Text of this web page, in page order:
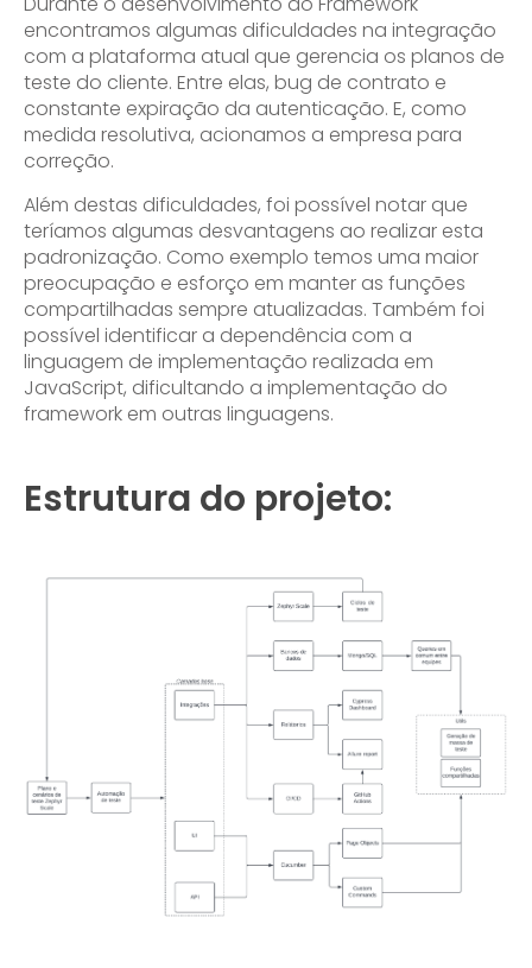
encontramos algumas dificuldades na integração
com a plataforma atual que gerencia os planos de
teste do cliente. Entre elas, bug de contrato e
constante expiração da autenticação. E, como
medida resolutiva, acionamos a empresa para
correção.
Além destas dificuldades, foi possível notar que
teríamos algumas desvantagens ao realizar esta
padronização. Como exemplo temos uma maior
preocupação e esforço em manter as funções
compartilhadas sempre atualizadas. Também foi
possível identificar a dependência com a
linguagem de implementação realizada em
JavaScript, dificultando a implementação do
framework em outras linguagens.
Estrutura do projeto: